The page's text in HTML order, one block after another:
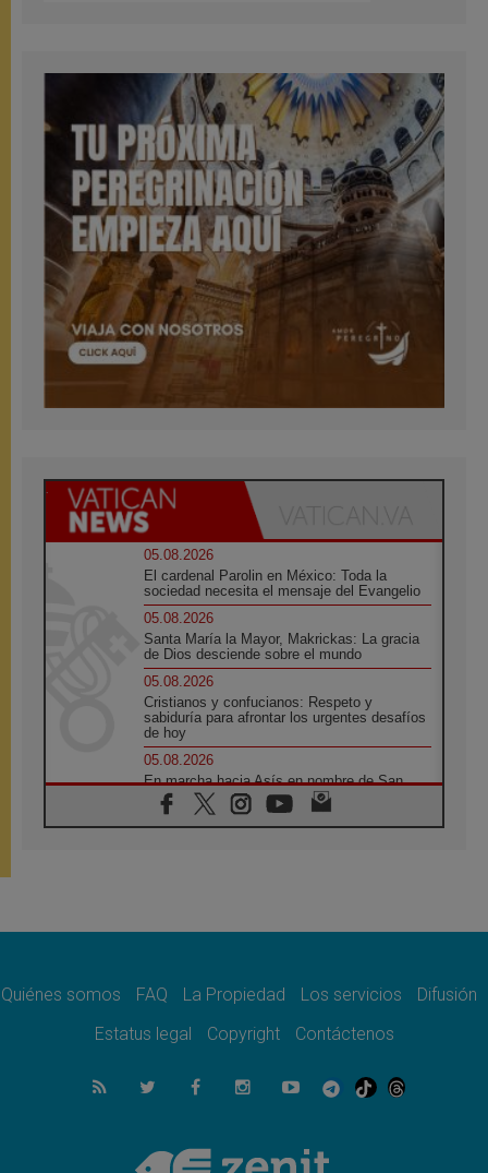
05.08.2026
El cardenal Parolin en México: Toda la
sociedad necesita el mensaje del Evangelio
05.08.2026
Santa María la Mayor, Makrickas: La gracia
de Dios desciende sobre el mundo
05.08.2026
Cristianos y confucianos: Respeto y
sabiduría para afrontar los urgentes desafíos
de hoy
05.08.2026
En marcha hacia Asís en nombre de San
Francisco, a la espera de León
05.08.2026
quienes bendicen la guerra
Ucrania: Ataque masivo en Kyiv durante la
05.08.2026
Colombo: "La visita del Papa a Argentina
05.08.2026
Quiénes somos FAQ La Propiedad Los servicios
Difusión
Estatus legal
Copyright Contáctenos